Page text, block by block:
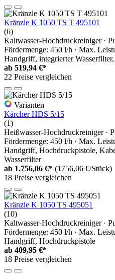
Kränzle K 1050 TS T 495101
(6)
Kaltwasser-Hochdruckreiniger ·
Fördermenge: 450 l/h · Max.
Handgriff, integrierter
ab 519,94 €*
22 Preise vergleichen
Varianten
Kärcher HDS 5/15
(1)
Heißwasser-Hochdruckreiniger ·
Fördermenge: 450 l/h · Max.
Handgriff, Hochdruckpistole,
Wasserfilter
ab 1.756,06 €* (1756,06 €/Stück)
18 Preise vergleichen
Kränzle K 1050 TS 495051
(10)
Kaltwasser-Hochdruckreiniger ·
Fördermenge: 450 l/h · Max.
Handgriff, Hochdruckpistole
ab 409,95 €*
18 Preise vergleichen